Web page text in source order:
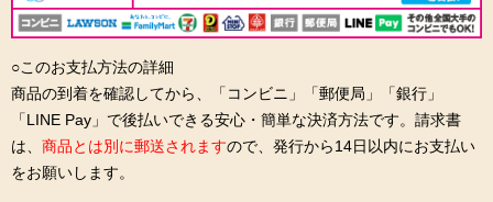
○このお支払方法の詳細
商品の到着を確認してから、「コンビニ」「郵便局」「銀行」
「LINE Pay」で後払いできる安心・簡単な決済方法です。請求書
は、 商品とは別に郵送されますので、発行から14日以内にお支払い
をお願いします。